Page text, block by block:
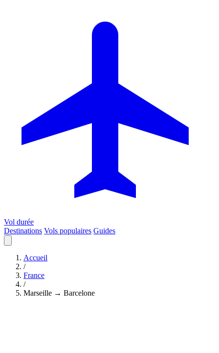
Vol durée
Destinations Vols populaires Guides
Accueil
/
France
/
Marseille → Barcelone